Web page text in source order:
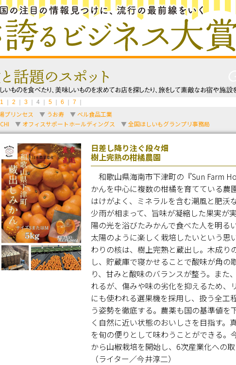
1 2 3 ｜ 4 ｜ 5 6 7
プリンセス ▼ うお寿 ▼ベル食品工業
▼ オフィスサポートホールディングス ▼全国ほしいもグランプリ事務局
日差し降り注ぐ段々畑
樹上完熟の柑橘農園
和歌山県海南市下津町の『Sun Farm
かんを中心に複数の柑橘を育てている農
はけがよく、ミネラルを含む潮風と肥沃
少雨が相まって、旨味が凝縮した果実が
陽の光を浴びたみかんで食べた人を明る
太陽のように楽しく栽培したいという思
わりの核は、樹上完熟と蔵出し。木成り
し、貯蔵庫で寝かせることで酸味が角の
り、甘みと酸味のバランスが整う。また
れるが、傷みや味の劣化を抑えるため、
にも使われる選果機を採用し、扱う全工
う姿勢を徹底する。農薬も国の基準値を
く自然に近い状態のおいしさを目指す。
を旬の便りとして味わうことができる。
から山椒栽培を開始し、6次産業化への
（ライター／今井淳二）